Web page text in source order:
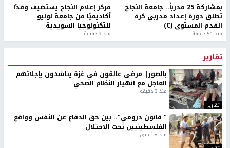
بمشاركة 25 مدرباً.. جامعة النجاح
تطلق دورة إعداد مدربي كرة
القدم المستوى (C)
منذ 51 دقيقة
مركز إعلام النجاح يستضيف وفدًا
أكاديميًا من جامعة لوليو
للتكنولوجيا السويدية
منذ 9 دقيقة
تقارير
تقارير
بالصور| مرضى عالقون في غزة يناشدون بإجلائهم
العاجل مع انهيار النظام الصحي
منذ 3 دقيقة
" قانون درومي".. بين حق الدفاع عن النفس وواقع
الفلسطينيين تحت الاحتلال
منذ 8 ثواني